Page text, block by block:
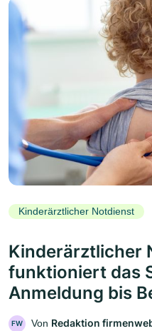
Kinderärztlicher Notdienst
Kinderärztlicher
funktioniert das
Anmeldung bis
FW Von Redaktion